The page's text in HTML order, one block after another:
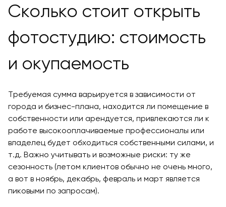
Сколько стоит открыть
фотостудию: стоимость
и окупаемость
Требуемая сумма варьируется в зависимости от
города и бизнес-плана, находится ли помещение в
собственности или арендуется, привлекаются ли к
работе высокооплачиваемые профессионалы или
владелец будет обходиться собственными силами, и
т.д. Важно учитывать и возможные риски: ту же
сезонность (летом клиентов обычно не очень много,
а вот в ноябрь, декабрь, февраль и март является
пиковыми по запросам).